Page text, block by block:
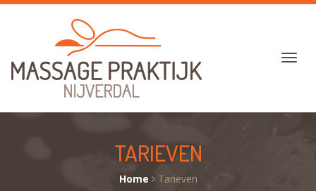
TARIEVEN
Home Tarieven